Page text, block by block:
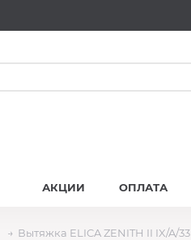
АКЦИИ ОПЛАТА
Вытяжка ELICA ZENITH II IX/A/33